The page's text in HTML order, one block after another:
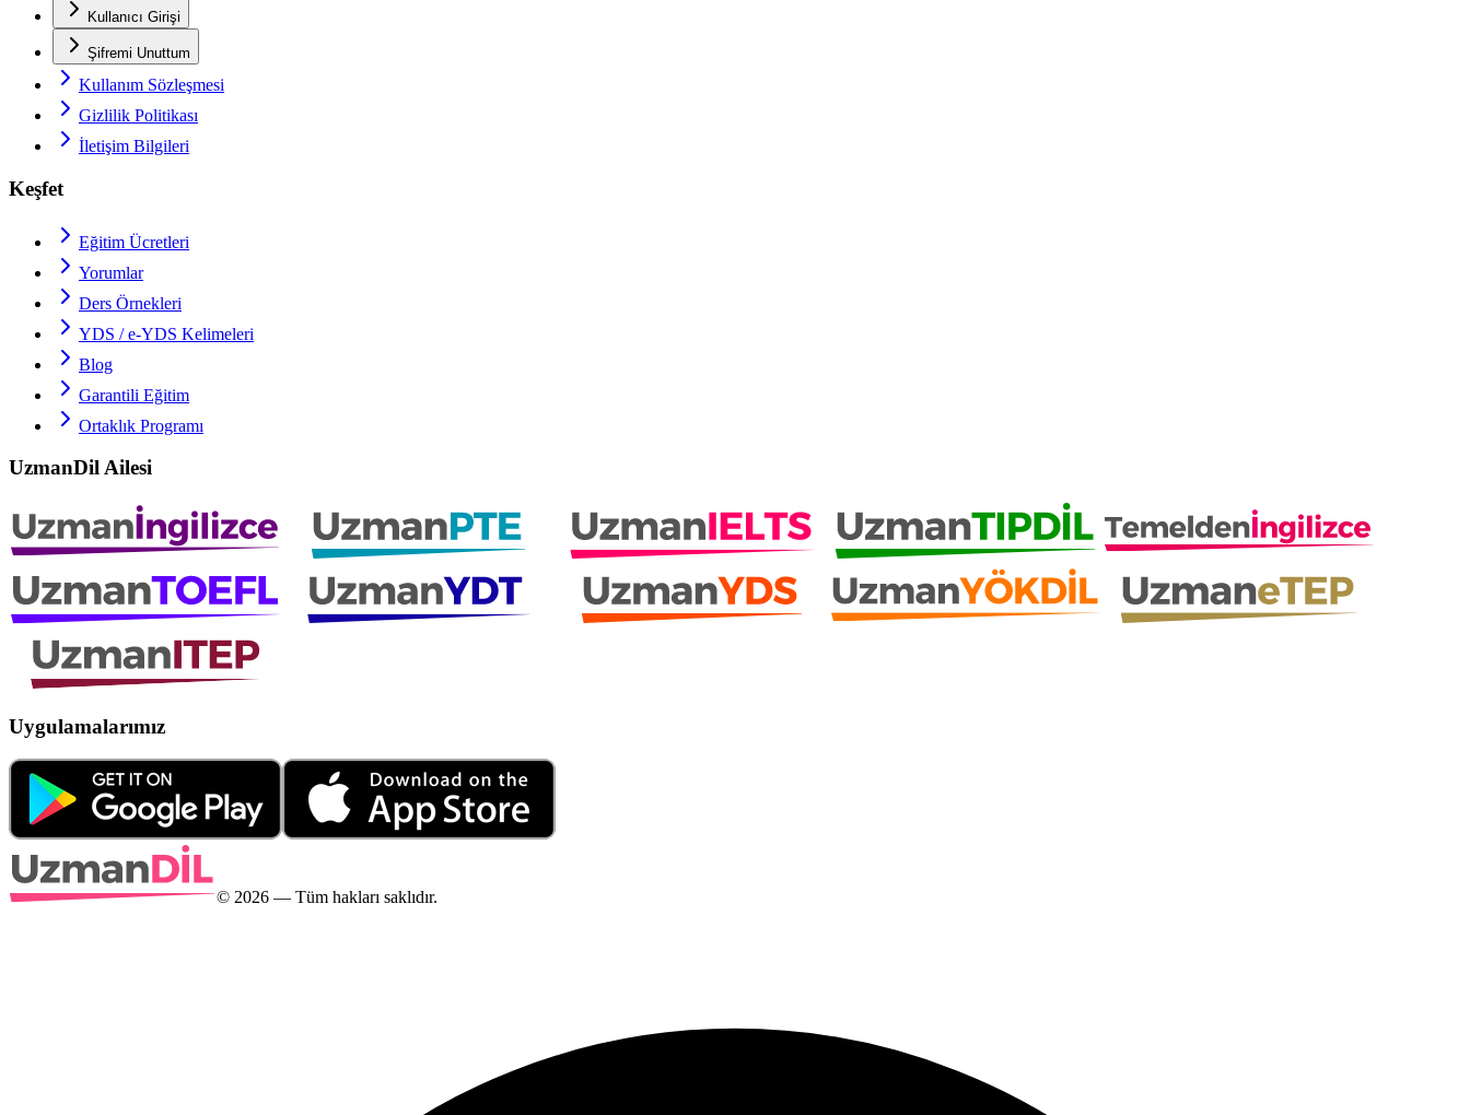
Kullanıcı Girişi
Şifremi Unuttum
Kullanım Sözleşmesi
Gizlilik Politikası
İletişim Bilgileri
Keşfet
Eğitim Ücretleri
Yorumlar
Ders Örnekleri
YDS / e-YDS Kelimeleri
Blog
Garantili Eğitim
Ortaklık Programı
UzmanDil Ailesi
Uygulamalarımız
© 2026 — Tüm hakları saklıdır.